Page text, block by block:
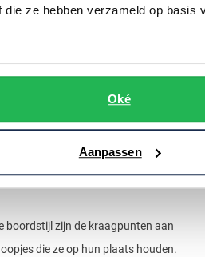
ze hebben verzameld op basis
Oké
Aanpassen
ruimte voor het dragen van
De kraagpunten zijn iets verder uit
boord, maar minder dan bij een wide
veelzijdige optie die geschikt is
gelegenheden.
boordstijl zijn de kraagpunten aan
die ze op hun plaats houden.